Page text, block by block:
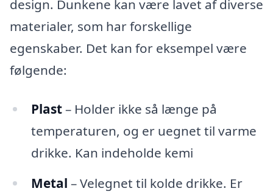
design. Dunkene kan være lavet af diverse
materialer, som har forskellige
egenskaber. Det kan for eksempel være
følgende:
Plast– Holder ikke så længe på
temperaturen, og er uegnet til varme
drikke. Kan indeholde kemi
Metal – Velegnet til kolde drikke. Er